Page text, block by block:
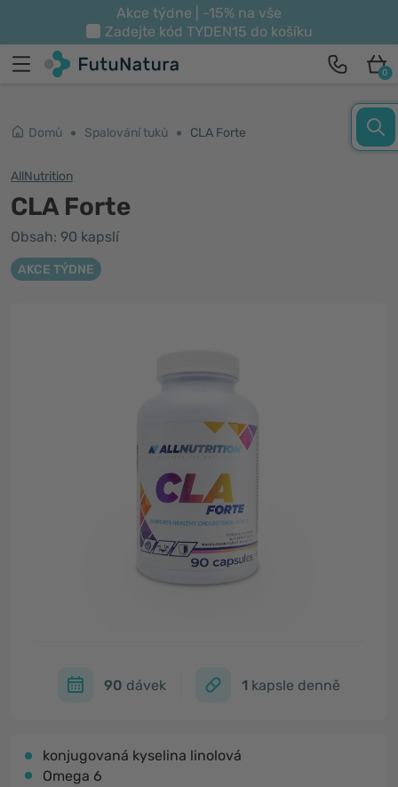
Akce týdne | -15% na vše
Zadejte kód TYDEN15 do košíku
0
Domů Spalování tuků CLA Forte
AllNutrition
CLA Forte
Obsah: 90 kapslí
AKCE TÝDNE
90 dávek 1 kapsle denně
konjugovaná kyselina linolová
Omega 6